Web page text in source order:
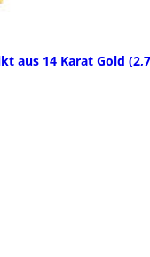
aus 14 Karat Gold